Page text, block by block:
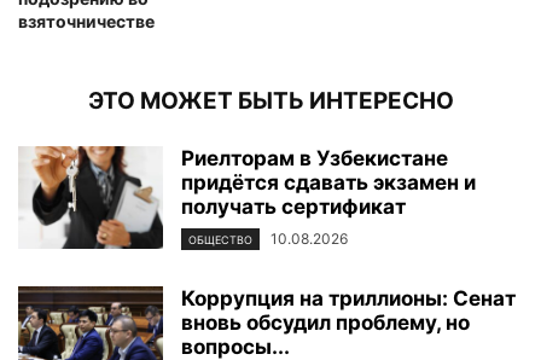
взяточничестве
ЭТО МОЖЕТ БЫТЬ ИНТЕРЕСНО
Риелторам в Узбекистане
придётся сдавать экзамен и
получать сертификат
ОБЩЕСТВО 10.08.2026
Коррупция на триллионы: Сенат
вновь обсудил проблему, но
вопросы...